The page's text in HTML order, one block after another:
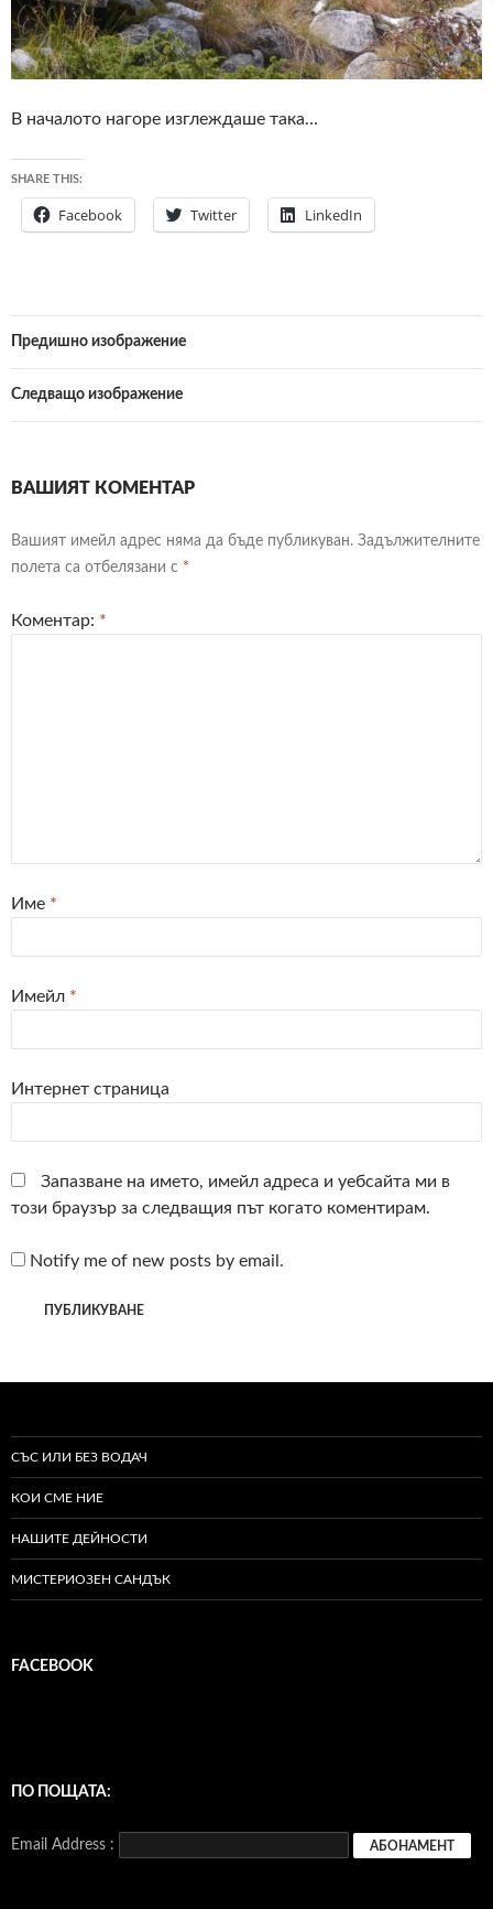
В началото нагоре изглеждаше така…
SHARE THIS:
Facebook Twitter LinkedIn
Предишно изображение
Следващо изображение
ВАШИЯТ КОМЕНТАР
Вашият имейл адрес няма да бъде публикуван. Задължителните
полета са отбелязани с *
Коментар: *
Име *
Имейл *
Интернет страница
Запазване на името, имейл адреса и уебсайта ми в
този браузър за следващия път когато коментирам.
Notify me of new posts by email.
СЪС ИЛИ БЕЗ ВОДАЧ
КОИ СМЕ НИЕ
НАШИТЕ ДЕЙНОСТИ
МИСТЕРИОЗЕН САНДЪК
FACEBOOK
ПО ПОЩАТА:
Email Address :